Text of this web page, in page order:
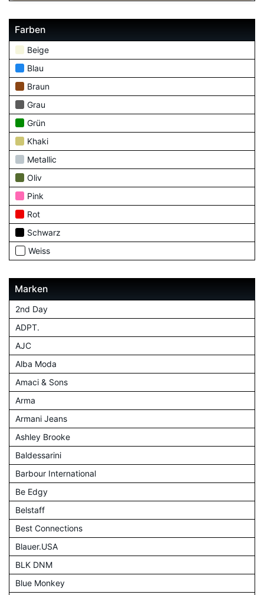
Farben
Beige
Blau
Braun
Grau
Grün
Khaki
Metallic
Oliv
Pink
Rot
Schwarz
Weiss
Marken
2nd Day
ADPT.
AJC
Alba Moda
Amaci & Sons
Arma
Armani Jeans
Ashley Brooke
Baldessarini
Barbour International
Be Edgy
Belstaff
Best Connections
Blauer.USA
BLK DNM
Blue Monkey